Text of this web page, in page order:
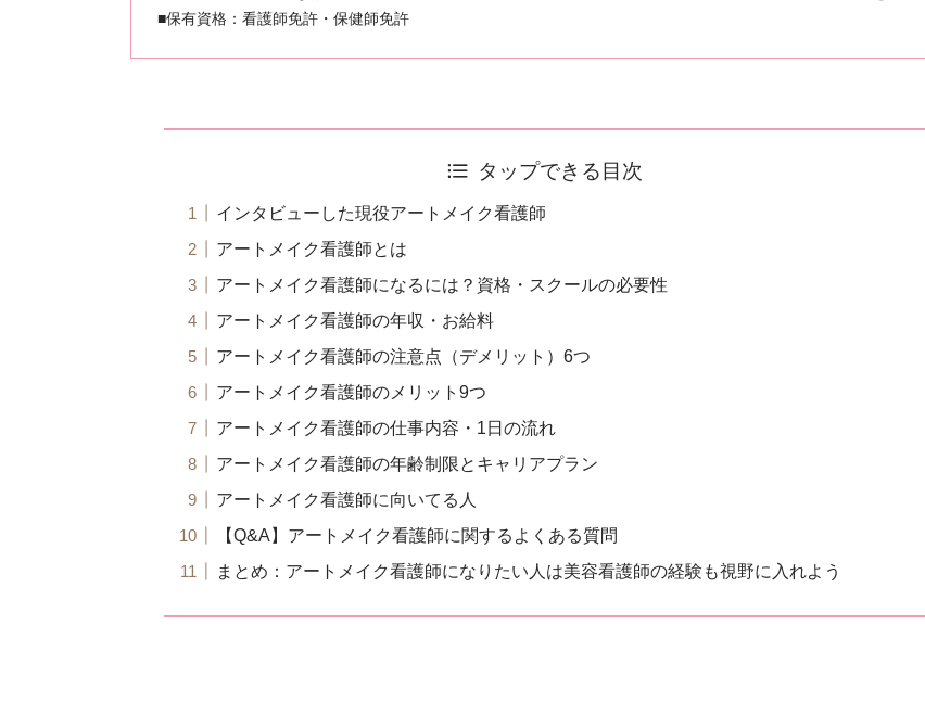
■保有資格：看護師免許・保健師免許
タップできる目次
インタビューした現役アートメイク看護師
アートメイク看護師とは
アートメイク看護師になるには？資格・スクールの必要性
アートメイク看護師の年収・お給料
アートメイク看護師の注意点（デメリット）6つ
アートメイク看護師のメリット9つ
アートメイク看護師の仕事内容・1日の流れ
アートメイク看護師の年齢制限とキャリアプラン
アートメイク看護師に向いてる人
【Q&A】アートメイク看護師に関するよくある質問
まとめ：アートメイク看護師になりたい人は美容看護師の経験も視野に入れよう